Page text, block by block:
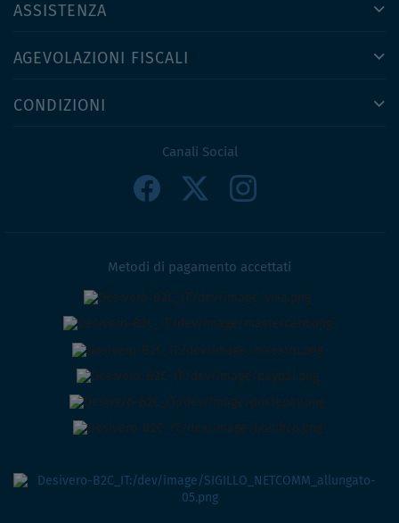
ASSISTENZA
AGEVOLAZIONI FISCALI
CONDIZIONI
Canali Social
Metodi di pagamento accettati